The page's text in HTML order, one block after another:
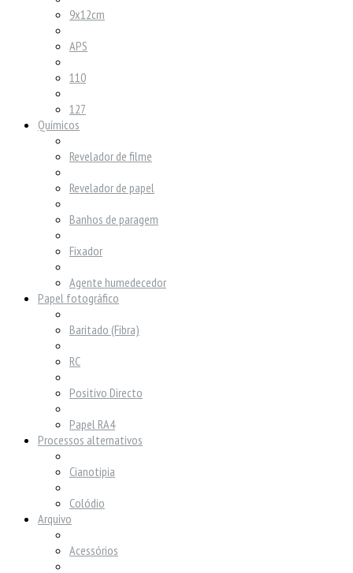
9x12cm
APS
110
127
Químicos
Revelador de filme
Revelador de papel
Banhos de paragem
Fixador
Agente humedecedor
Papel fotográfico
Baritado (Fibra)
RC
Positivo Directo
Papel RA4
Processos alternativos
Cianotipia
Colódio
Arquivo
Acessórios